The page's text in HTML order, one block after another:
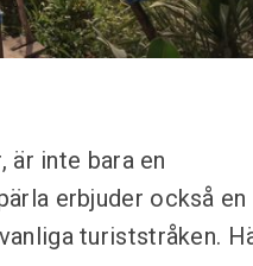
är inte bara en
erbjuder också en
turiststråken.